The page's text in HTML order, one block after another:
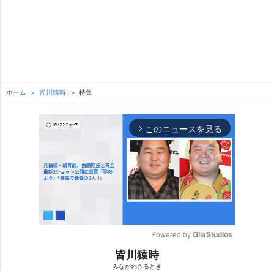
ホーム 皆川猿時 特集
arrow_forward_ios このニュースを見る
Powered by GliaStudios
皆川猿時
みながわさるとき